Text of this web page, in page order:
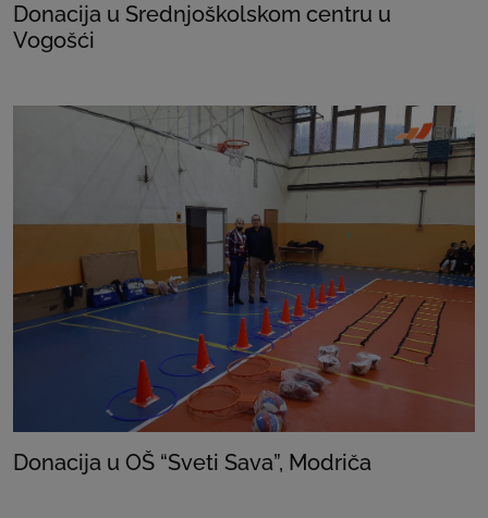
Donacija u Srednjoškolskom centru u
Vogošći
Donacija u OŠ “Sveti Sava”, Modriča